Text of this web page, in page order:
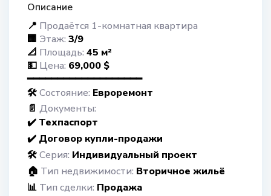
Описание
📍 Продаётся 1-комнатная квартира
🏢 Этаж: 3/9
📐 Площадь: 45 м²
💵 Цена: 69,000 $
━━━━━━━━━━━━━━━━━━━
🛠️Состояние: Евроремонт
📄 Документы:
✔️ Техпаспорт
✔️ Договор купли-продажи
🛠️Серия: Индивидуальный проект
🏠 Тип недвижимости: Вторичное жильё
📊 Тип сделки: Продажа